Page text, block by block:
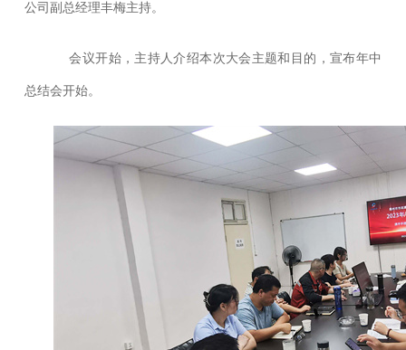
公司副总经理丰梅主持。
会议开始，主持人介绍本次大会主题和目的，宣布年中
总结会开始。